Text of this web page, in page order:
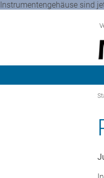
Instrumentengehäuse sind